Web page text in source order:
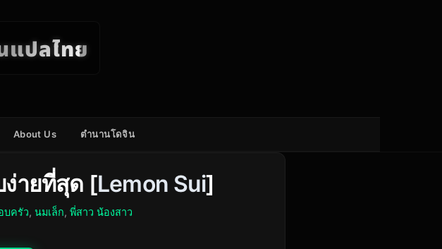
แปลไทย
About Us ตำนานโดจิน
ง่ายที่สุด [Lemon Sui]
บครัว, นมเล็ก, พี่สาว น้องสาว